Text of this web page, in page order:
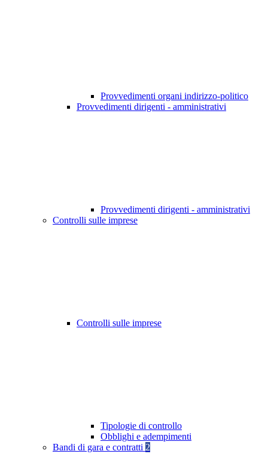
Provvedimenti organi indirizzo-politico
Provvedimenti dirigenti - amministrativi
Provvedimenti dirigenti - amministrativi
Controlli sulle imprese
Controlli sulle imprese
Tipologie di controllo
Obblighi e adempimenti
Bandi di gara e contratti 2